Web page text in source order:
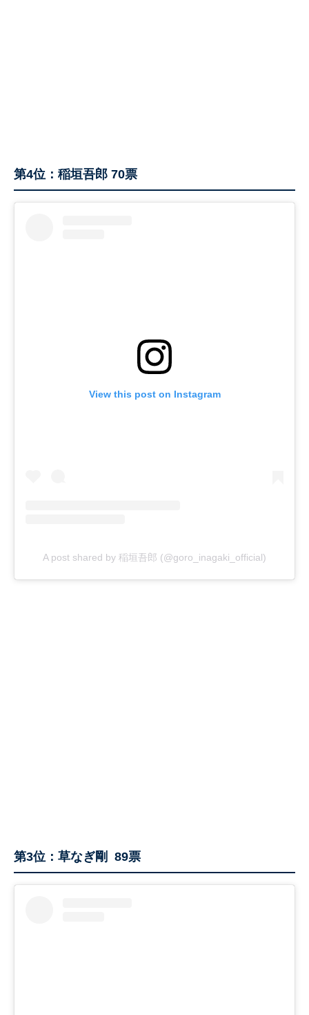
第4位：稲垣吾郎 70票
View this post on Instagram
A post shared by 稲垣吾郎 (@goro_inagaki_official)
第3位：草なぎ剛 89票